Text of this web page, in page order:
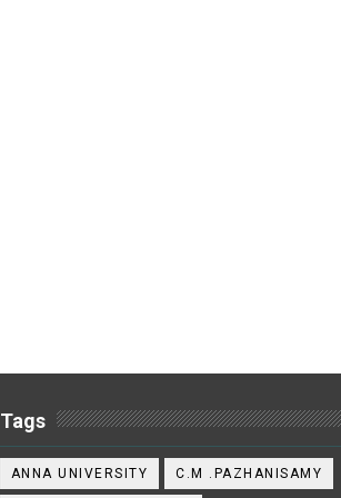
Tags
ANNA UNIVERSITY C.M .PAZHANISAMY